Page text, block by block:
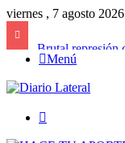
viernes , 7 agosto 2026
Menú